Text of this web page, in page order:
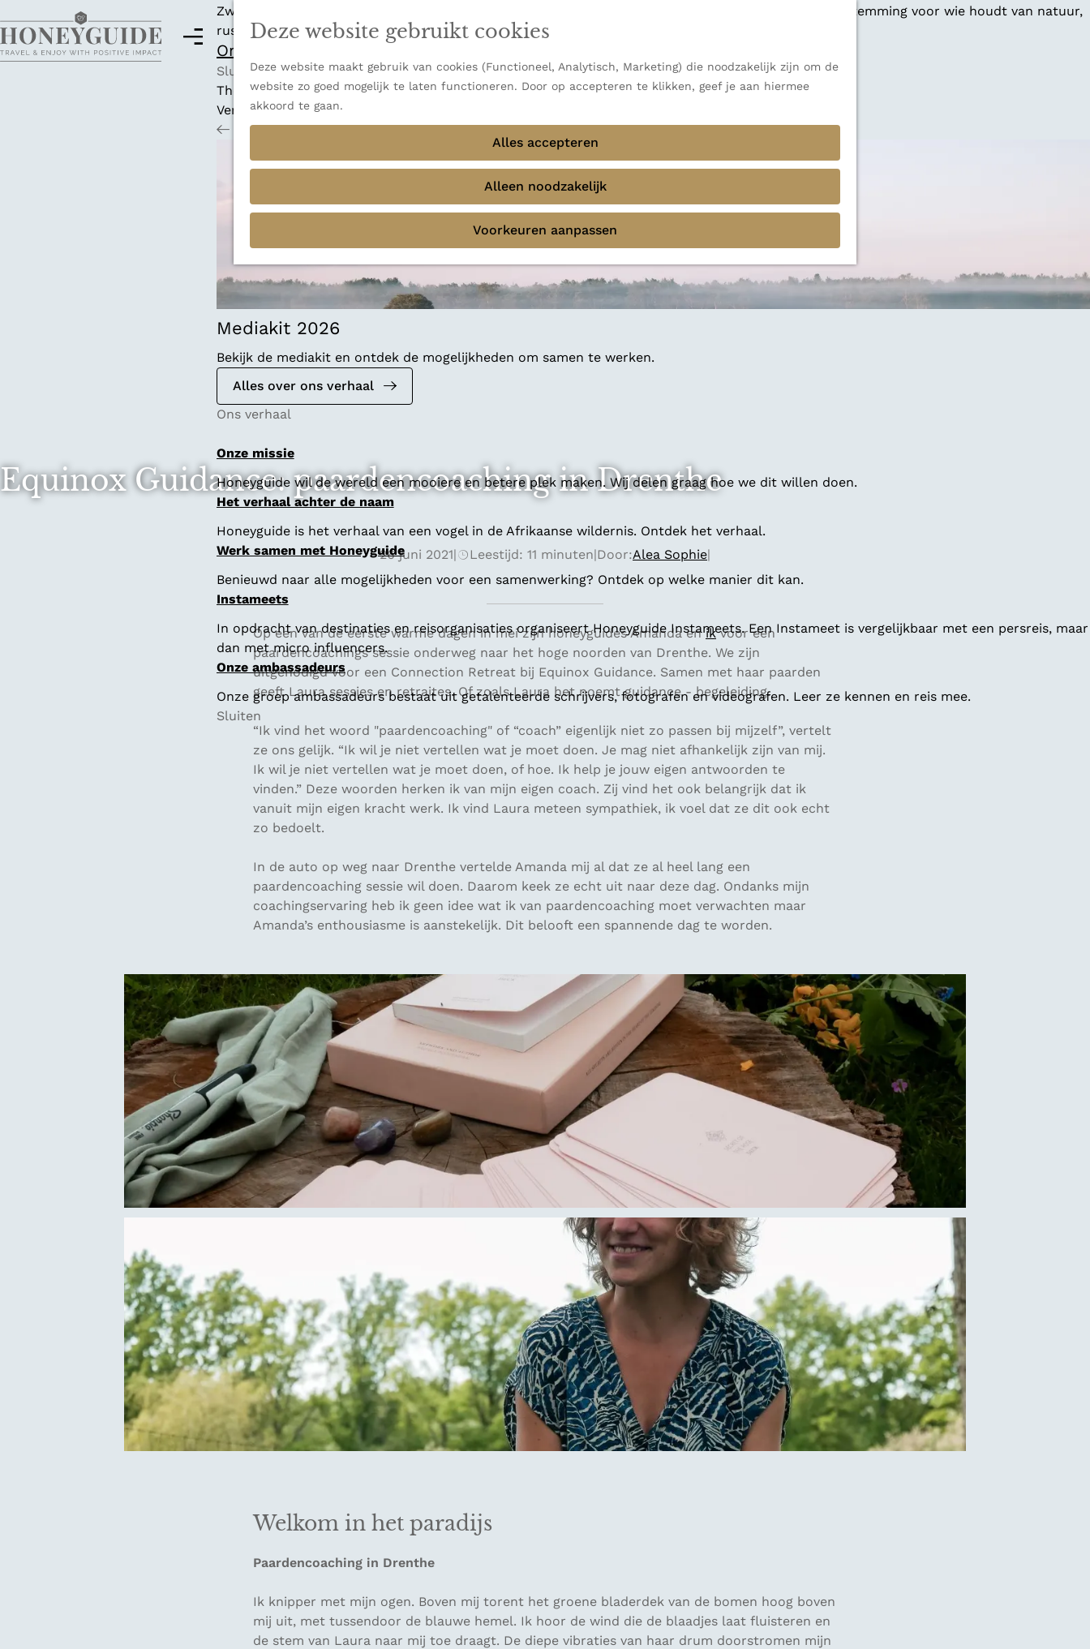
Deze website gebruikt cookies
Deze website maakt gebruik van cookies (Functioneel, Analytisch, Marketing) die noodzakelijk zijn om de
website zo goed mogelijk te laten functioneren. Door op accepteren te klikken, geef je aan hiermee
akkoord te gaan.
Alles accepteren
Alleen noodzakelijk
Voorkeuren aanpassen
M
Zwitserland is misschien vooral bekend om zijn indrukwekkende Alpen, maar ook een veelzijdige bestemming voor wie houdt van natuur,
rust en adembenemende uitzichten.
Ontdek alle bestemmingen
Sluiten
Thema's
Verborgen parels
Terug Ons verhaal
Mediakit 2026
Bekijk de mediakit en ontdek de mogelijkheden om samen te werken.
Alles over ons verhaal
Ons verhaal
Onze missie
Honeyguide wil de wereld een mooiere en betere plek maken. Wij delen graag hoe we dit willen doen.
Het verhaal achter de naam
Honeyguide is het verhaal van een vogel in de Afrikaanse wildernis. Ontdek het verhaal.
Werk samen met Honeyguide
Benieuwd naar alle mogelijkheden voor een samenwerking? Ontdek op welke manier dit kan.
Instameets
In opdracht van destinaties en reisorganisaties organiseert Honeyguide Instameets. Een Instameet is vergelijkbaar met een persreis, maar
dan met micro influencers.
Onze ambassadeurs
Onze groep ambassadeurs bestaat uit getalenteerde schrijvers, fotografen en videografen. Leer ze kennen en reis mee.
Sluiten
Equinox Guidance: paardencoaching in Drenthe
26 juni 2021| Leestijd: 11 minuten|Door:Alea Sophie|
Op een van de eerste warme dagen in mei zijn honeyguides Amanda enikvoor een
paardencoachings sessie onderweg naar het hoge noorden van Drenthe. We zijn
uitgenodigd voor een Connection Retreat bij Equinox Guidance. Samen met haar paarden
geeft Laura sessies en retraites. Of zoals Laura het noemt guidance - begeleiding.
“Ik vind het woord "paardencoaching" of “coach” eigenlijk niet zo passen bij mijzelf”, vertelt
ze ons gelijk. “Ik wil je niet vertellen wat je moet doen. Je mag niet afhankelijk zijn van mij.
Ik wil je niet vertellen wat je moet doen, of hoe. Ik help je jouw eigen antwoorden te
vinden.” Deze woorden herken ik van mijn eigen coach. Zij vind het ook belangrijk dat ik
vanuit mijn eigen kracht werk. Ik vind Laura meteen sympathiek, ik voel dat ze dit ook echt
zo bedoelt.
In de auto op weg naar Drenthe vertelde Amanda mij al dat ze al heel lang een
paardencoaching sessie wil doen. Daarom keek ze echt uit naar deze dag. Ondanks mijn
coachingservaring heb ik geen idee wat ik van paardencoaching moet verwachten maar
Amanda’s enthousiasme is aanstekelijk. Dit belooft een spannende dag te worden.
Welkom in het paradijs
Paardencoaching in Drenthe
Ik knipper met mijn ogen. Boven mij torent het groene bladerdek van de bomen hoog boven
mij uit, met tussendoor de blauwe hemel. Ik hoor de wind die de blaadjes laat fluisteren en
de stem van Laura naar mij toe draagt. De diepe vibraties van haar drum doorstromen mijn